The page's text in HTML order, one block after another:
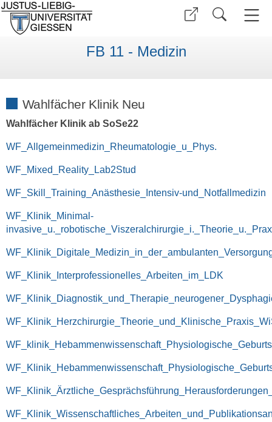
FB 11 - Medizin
Wahlfächer Klinik Neu
Wahlfächer Klinik ab SoSe22
WF_Allgemeinmedizin_Rheumatologie_u_Phys.
WF_Mixed_Reality_Lab2Stud
WF_Skill_Training_Anästhesie_Intensiv-und_Notfallmedizin
WF_Klinik_Minimal-
WF_Klinik_Interprofessionelles_Arbeiten_im_LDK